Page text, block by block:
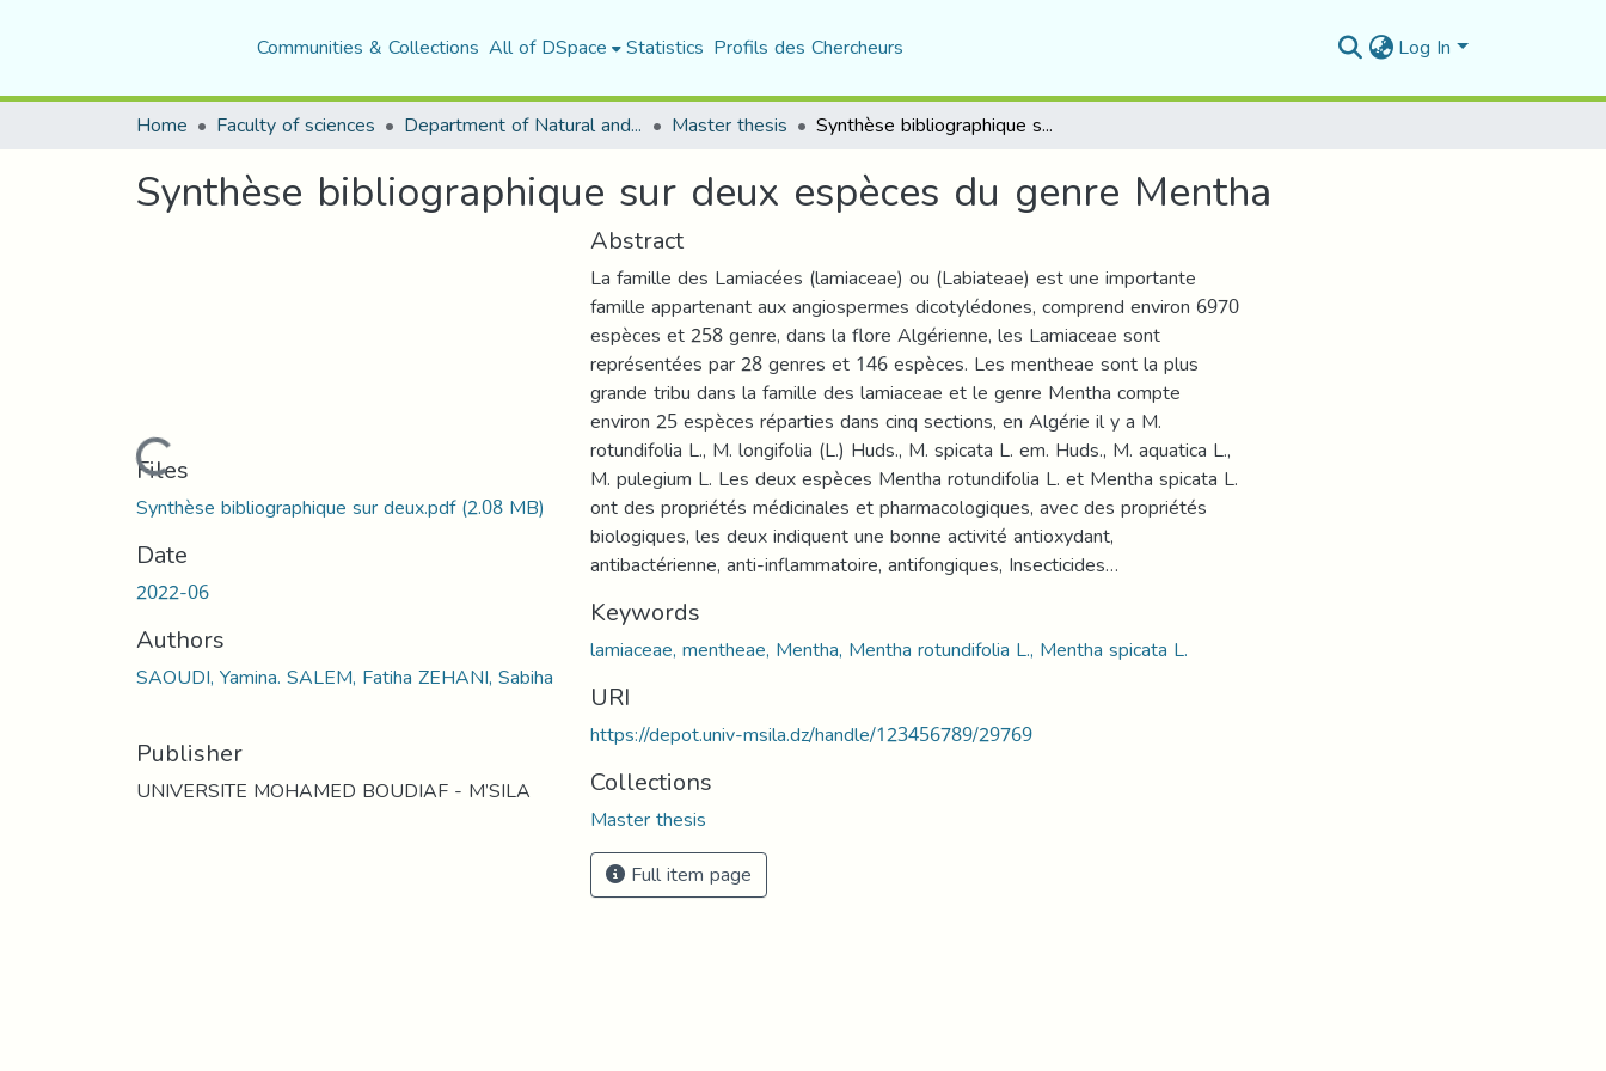
Communities & Collections All of DSpace Statistics Profils des Chercheurs Log In
Home Faculty of sciences Department of Natural and Life Sciences Master thesis Synthèse bibliographique sur deux espèces du genre Mentha
Synthèse bibliographique sur deux espèces du genre Mentha
Loading...
Files
Synthèse bibliographique sur deux.pdf(2.08 MB)
Date
2022-06
Authors
SAOUDI, Yamina. SALEM, Fatiha ZEHANI, Sabiha
Publisher
UNIVERSITE MOHAMED BOUDIAF - M’SILA
Abstract
La famille des Lamiacées (lamiaceae) ou (Labiateae) est une importante
famille appartenant aux angiospermes dicotylédones, comprend environ 6970
espèces et 258 genre, dans la flore Algérienne, les Lamiaceae sont
représentées par 28 genres et 146 espèces. Les mentheae sont la plus
grande tribu dans la famille des lamiaceae et le genre Mentha compte
environ 25 espèces réparties dans cinq sections, en Algérie il y a M.
rotundifolia L., M. longifolia (L.) Huds., M. spicata L. em. Huds., M. aquatica L.,
M. pulegium L. Les deux espèces Mentha rotundifolia L. et Mentha spicata L.
ont des propriétés médicinales et pharmacologiques, avec des propriétés
biologiques, les deux indiquent une bonne activité antioxydant,
antibactérienne, anti-inflammatoire, antifongiques, Insecticides…
Keywords
lamiaceae, mentheae, Mentha, Mentha rotundifolia L., Mentha spicata L.
URI
https://depot.univ-msila.dz/handle/123456789/29769
Collections
Master thesis
Full item page